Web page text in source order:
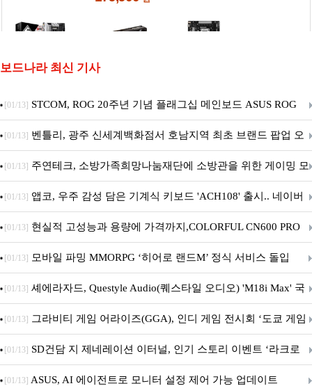
보드나라 최신 기사
[01/13] STCOM, ROG 20주년 기념 플래그십 메인보드 ASUS ROG
Crosshair X870E EDITION 20 국내 출시 예정
[01/13] 벤틀리, 광주 신세계백화점서 호남지역 최초 브랜드 팝업 오
픈
[01/13] 주연테크, 소방가족희망나눔재단에 소방관을 위한 게이밍 모
니터·스마트 펫 침대 기부
[01/13] 앱코, 우주 감성 담은 기계식 키보드 'ACH108' 출시.. 네이버
브랜드데이 기획전 진행
[01/13] 현실적 고성능과 용량에 가격까지,COLORFUL CN600 PRO
M.2 NVMe 디앤디컴 1TB
[01/13] 모바일 파밍 MMORPG ‘히어로 랜드M’ 정식 서비스 돌입
[01/13] 셰에라자드, Questyle Audio(퀘스타일 오디오) 'M18i Max' 국
내 정식 출시
[01/13] 그라비티 게임 어라이즈(GGA), 인디 게임 전시회 ‘도쿄 게임
던전 13’ 참가!
[01/13] SD건담 지 제네레이션 이터널, 인기 스토리 이벤트 ‘라크로
아의 용사’ 재개최 및 풍성한 기념 이벤트 실시!
[01/13] ASUS, AI 에이전트로 모니터 설정 제어 가능 업데이트